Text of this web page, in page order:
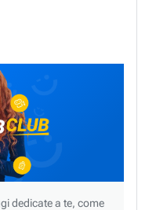
dedicate a te, come